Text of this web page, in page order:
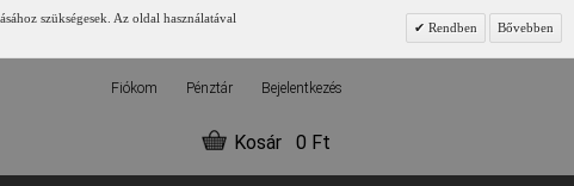
szükségesek. Az oldal használatával
Rendben Bővebben
Kosár 0 Ft
Fiókom Pénztár Bejelentkezés